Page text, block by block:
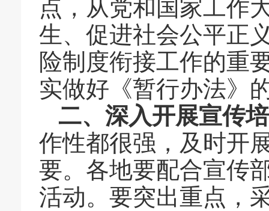
点，从党和国家工作
生、促进社会公平正
险制度衔接工作的重
实做好《暂行办法》
二、深入开展宣传
作性都很强，及时开
要。各地要配合宣传
活动。要突出重点，